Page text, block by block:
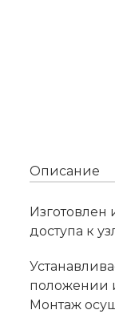
Описание
доступа к
положении
Монтаж